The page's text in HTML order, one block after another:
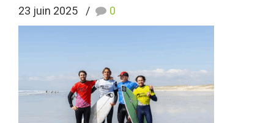
23 juin 2025 0